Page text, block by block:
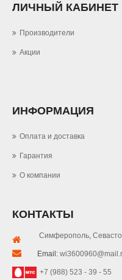
ЛИЧНЫЙ КАБИНЕТ
Производители
Акции
ИНФОРМАЦИЯ
Оплата и доставка
Гарантия
О компании
КОНТАКТЫ
Симферополь,
Email:
+7 (988) 523 - 39 - 55